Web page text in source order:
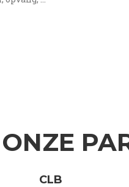
ONZE
CLB